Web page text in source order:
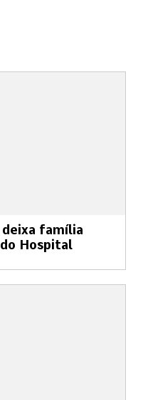
família
Hospital